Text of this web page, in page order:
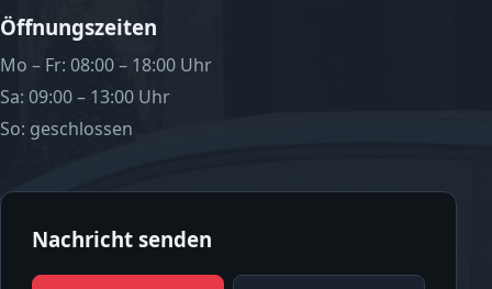
Öffnungszeiten
Mo – Fr: 08:00 – 18:00 Uhr
Sa: 09:00 – 13:00 Uhr
So: geschlossen
Nachricht senden